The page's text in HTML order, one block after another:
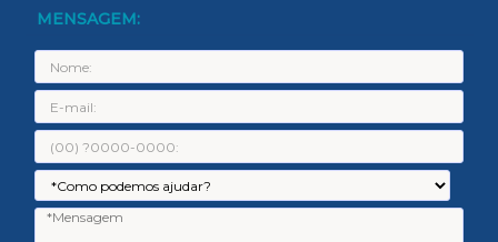
MENSAGEM:
Nome:
E-
mail:
Telefone:
Assunto: